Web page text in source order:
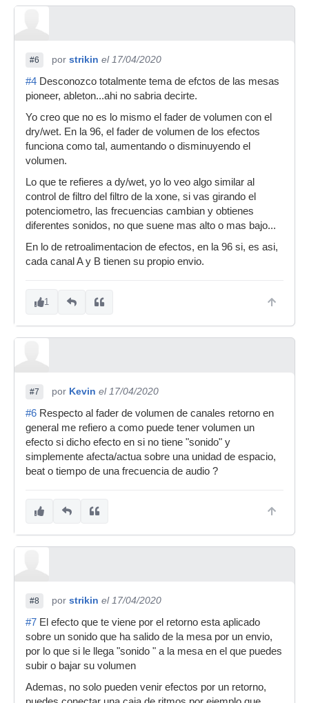
#6 por strikin el 17/04/2020
#4 Desconozco totalmente tema de efctos de las mesas
pioneer, ableton...ahi no sabria decirte.
Yo creo que no es lo mismo el fader de volumen con el
dry/wet. En la 96, el fader de volumen de los efectos
funciona como tal, aumentando o disminuyendo el
volumen.
Lo que te refieres a dy/wet, yo lo veo algo similar al
control de filtro del filtro de la xone, si vas girando el
potenciometro, las frecuencias cambian y obtienes
diferentes sonidos, no que suene mas alto o mas bajo...
En lo de retroalimentacion de efectos, en la 96 si, es asi,
cada canal A y B tienen su propio envio.
1
#7 por Kevin el 17/04/2020
#6 Respecto al fader de volumen de canales retorno en
general me refiero a como puede tener volumen un
efecto si dicho efecto en si no tiene "sonido" y
simplemente afecta/actua sobre una unidad de espacio,
beat o tiempo de una frecuencia de audio ?
#8 por strikin el 17/04/2020
#7 El efecto que te viene por el retorno esta aplicado
sobre un sonido que ha salido de la mesa por un envio,
por lo que si le llega "sonido " a la mesa en el que puedes
subir o bajar su volumen
Ademas, no solo pueden venir efectos por un retorno,